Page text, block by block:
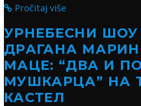
Pročitaj više
УРНЕБЕСНИ ШОУ
ДРАГАНА
МАЦЕ: “ДВА И
МУШКАРЦА” НА
КАСТЕЛ